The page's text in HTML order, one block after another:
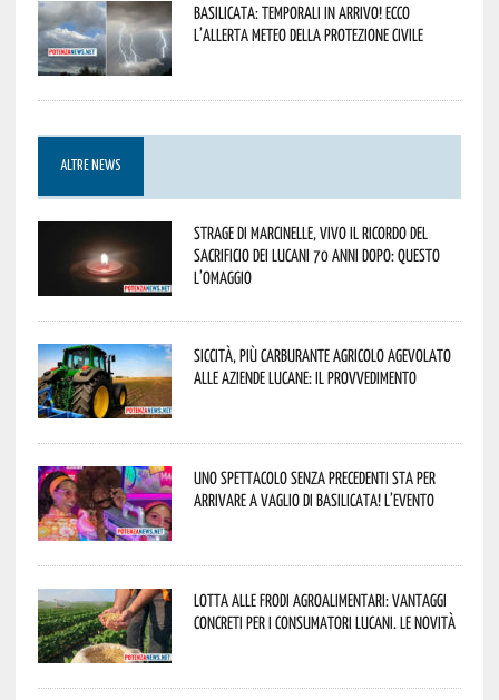
Basilicata: temporali in arrivo! Ecco
l’allerta meteo della Protezione civile
ALTRE NEWS
Strage di Marcinelle, vivo il ricordo del
sacrificio dei lucani 70 anni dopo: questo
l’omaggio
Siccità, più carburante agricolo agevolato
alle aziende lucane: il provvedimento
Uno spettacolo senza precedenti sta per
arrivare a Vaglio di Basilicata! L’evento
Lotta alle frodi agroalimentari: vantaggi
concreti per i consumatori lucani. Le novità